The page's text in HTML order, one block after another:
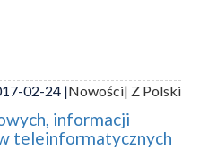
02-24 |Nowości| Z Polski
informacji
teleinformatycznych